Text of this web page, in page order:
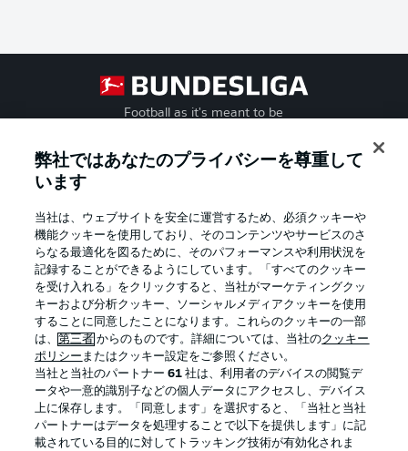
Football as it's meant to be
Official Partners
弊社ではあなたのプライバシーを尊重して
います
当社は、ウェブサイトを安全に運営するため、必須クッキーや
機能クッキーを使用しており、そのコンテンツやサービスのさ
らなる最適化を図るために、そのパフォーマンスや利用状況を
記録することができるようにしています。「すべてのクッキー
を受け入れる」をクリックすると、当社がマーケティングクッ
キーおよび分析クッキー、ソーシャルメディアクッキーを使用
することに同意したことになります。これらのクッキーの一部
は、第三者 からのものです。詳細については、当社のクッキー
ポリシー またはクッキー設定をご参照ください。
当社と当社のパートナー61 社は、利用者のデバイスの閲覧デ
ータや一意的識別子などの個人データにアクセスし、デバイス
上に保存します。「同意します」を選択すると、「当社と当社
パートナーはデータを処理することで以下を提供します」に記
載されている目的に対してトラッキング技術が有効化されま